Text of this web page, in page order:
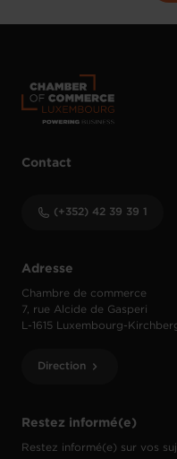
Restez informé(e)
Restez informé(e) sur vos
Adresse
Chambre de commerce
7, rue Alcide de Gasperi
L-1615 Luxembourg-
Direction
Contact
(+352) 42 39 39 1